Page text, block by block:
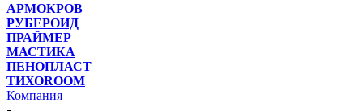
АРМОКРОВ
РУБЕРОИД
ПРАЙМЕР
МАСТИКА
ПЕНОПЛАСТ
ТИХОROOM
Компания